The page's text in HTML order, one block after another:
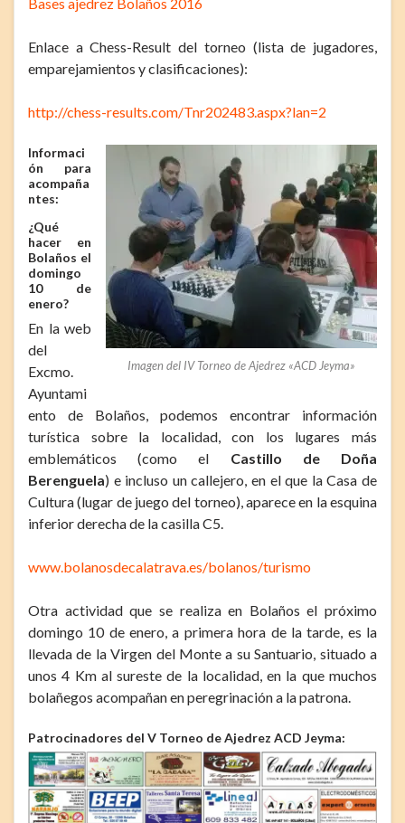
Enlace a Chess-Result del torneo (lista de jugadores,
emparejamientos y clasificaciones):
http://chess-results.com/Tnr202483.aspx?lan=2
Imagen del IV Torneo de Ajedrez «ACD Jeyma»
Informaci
ón para
acompaña
ntes:
¿Qué
hacer en
Bolaños el
domingo
10 de
enero?
En la web
del
Excmo.
Ayuntami
ento de Bolaños, podemos encontrar información
turística sobre la localidad, con los lugares más
emblemáticos (como el Castillo de Doña
Berenguela) e incluso un callejero, en el que la Casa de
Cultura (lugar de juego del torneo), aparece en la esquina
inferior derecha de la casilla C5.
www.bolanosdecalatrava.es/bolanos/turismo
Otra actividad que se realiza en Bolaños el próximo
domingo 10 de enero, a primera hora de la tarde, es la
llevada de la Virgen del Monte a su Santuario, situado a
unos 4 Km al sureste de la localidad, en la que muchos
bolañegos acompañan en peregrinación a la patrona.
Patrocinadores del V Torneo de Ajedrez ACD Jeyma: